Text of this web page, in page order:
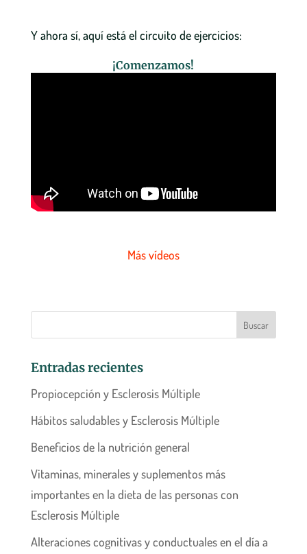
Y ahora sí, aquí está el circuito de ejercicios:
¡Comenzamos!
Más vídeos
Entradas recientes
Propiocepción y Esclerosis Múltiple
Hábitos saludables y Esclerosis Múltiple
Beneficios de la nutrición general
Vitaminas, minerales y suplementos más
importantes en la dieta de las personas con
Esclerosis Múltiple
Alteraciones cognitivas y conductuales en el día a